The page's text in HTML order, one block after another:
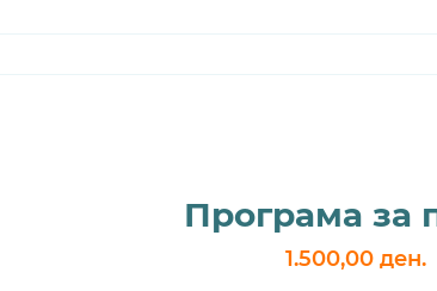
Програма за
1.500,00 ден.